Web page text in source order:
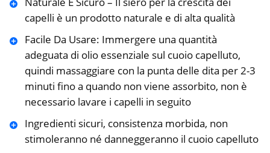
capelli è un prodotto naturale e di alta qualità
Facile Da Usare: Immergere una quantità
adeguata di olio essenziale sul cuoio capelluto,
quindi massaggiare con la punta delle dita per 2-3
minuti fino a quando non viene assorbito, non è
necessario lavare i capelli in seguito
Ingredienti sicuri, consistenza morbida, non
stimoleranno né danneggeranno il cuoio capelluto